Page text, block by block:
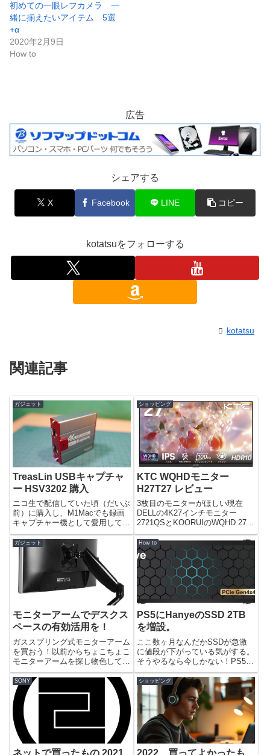
初めての一眼レフカメラ 一
緒に揃えたいアイテム 5選
+α
2020年2月9日
How to
広告
シェアする
X Facebook LINE コピー
kotatsuをフォローする
kotatsu
関連記事
ガジェット
TreasLin USBキャプチャ
ー HSV3202 購入
ニコ生で配信していた頃（だいぶ
前）に購入し、M1Macでも録画
キャプチャー機として愛用してい
たキャプチャーデバイス（elgato
game capture HD）がご臨終を迎
えた。MicroUSBのコネクタ部分
が接触不良。コンタクトスプレ
ー...
ショッピング
KTC WQHDモニター
H27T27 レビュー
3枚目のモニターがほしい現在
DELLの4K27インチモニター
2721QSとKOORUIのWQHD 27イ
ンチ170Hzモニター27E3Qでデュ
アルモニターとしている。さらに
その補助でkksmartのモバイルモ
ニターを使いトリプルモニター
環...
ガジェット
モニターアームでデスクス
ペースの有効活用を！
ガススプリング式モニターアーム
を買おう！以前からちょこちょこ
モニターアームを探し物色してい
ました。本当はiMac27インチに
モニターアームを取り付けたいの
だが、VESAマウント用のiMacで
はないし、iMac用のモニターア
ームは種類も少なく...
How to
PS5にHanyeのSSD 2TB
を増設。
ここ数ヶ月なんだかSSDが急激
に値段が下がっている気がする。
そうやるなら今しかない！PS5の
内蔵SSDの容量が心もとないの
で、先日から増設したいなと思っ
ていた。PS５用SSDの条件PS5
に取り付けられるSSDは決まり
事が有る。詳しくはPla...
SONY ショッピング